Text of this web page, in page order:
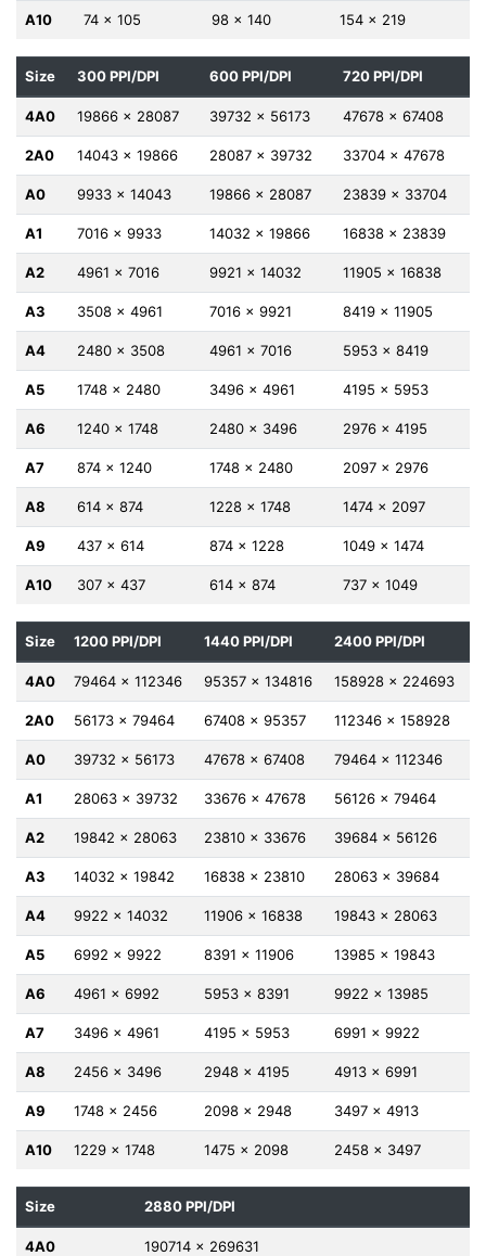
A10 74 x 105 98 x 140 154 x 219
Size 300 PPI/DPI 600 PPI/DPI 720 PPI/DPI
4A0 19866 x 28087 39732 x 56173 47678 x 67408
2A0 14043 x 19866 28087 x 39732 33704 x 47678
A0 9933 x 14043 19866 x 28087 23839 x 33704
A1 7016 x 9933 14032 x 19866 16838 x 23839
A2 4961 x 7016 9921 x 14032 11905 x 16838
A3 3508 x 4961 7016 x 9921 8419 x 11905
A4 2480 x 3508 4961 x 7016 5953 x 8419
A5 1748 x 2480 3496 x 4961 4195 x 5953
A6 1240 x 1748 2480 x 3496 2976 x 4195
A7 874 x 1240 1748 x 2480 2097 x 2976
A8 614 x 874 1228 x 1748 1474 x 2097
A9 437 x 614 874 x 1228 1049 x 1474
A10 307 x 437 614 x 874 737 x 1049
Size 1200 PPI/DPI 1440 PPI/DPI 2400 PPI/DPI
4A0 79464 x 112346 95357 x 134816 158928 x 224693
2A0 56173 x 79464 67408 x 95357 112346 x 158928
A0 39732 x 56173 47678 x 67408 79464 x 112346
A1 28063 x 39732 33676 x 47678 56126 x 79464
A2 19842 x 28063 23810 x 33676 39684 x 56126
A3 14032 x 19842 16838 x 23810 28063 x 39684
A4 9922 x 14032 11906 x 16838 19843 x 28063
A5 6992 x 9922 8391 x 11906 13985 x 19843
A6 4961 x 6992 5953 x 8391 9922 x 13985
A7 3496 x 4961 4195 x 5953 6991 x 9922
A8 2456 x 3496 2948 x 4195 4913 x 6991
A9 1748 x 2456 2098 x 2948 3497 x 4913
A10 1229 x 1748 1475 x 2098 2458 x 3497
Size 2880 PPI/DPI
4A0 190714 x 269631